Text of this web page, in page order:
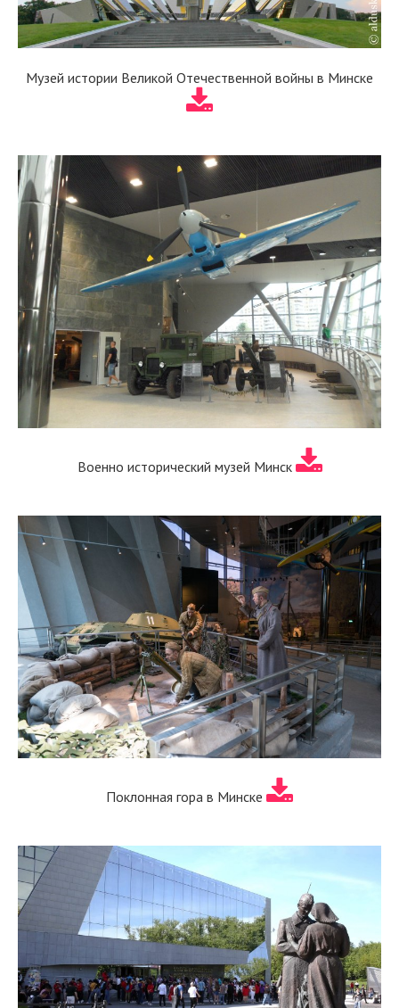
Музей истории Великой Отечественной войны в Минске
Военно исторический музей Минск
Поклонная гора в Минске